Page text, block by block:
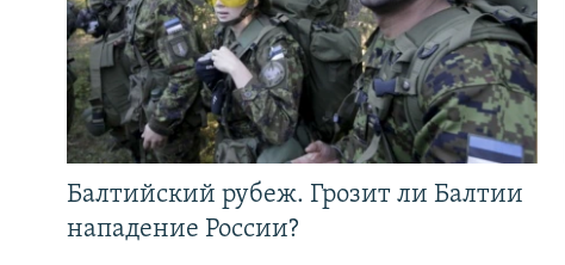
Балтийский рубеж. Грозит ли Балтии
нападение России?